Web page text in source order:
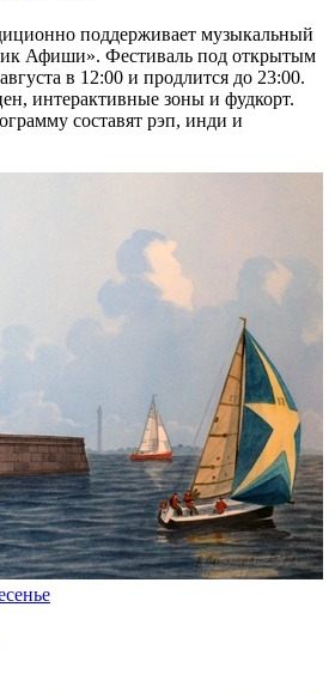
поддерживает музыкальный
Афиши». Фестиваль под открытым
в 12:00 и продлится до 23:00.
интерактивные зоны и фудкорт.
составят рэп, инди и